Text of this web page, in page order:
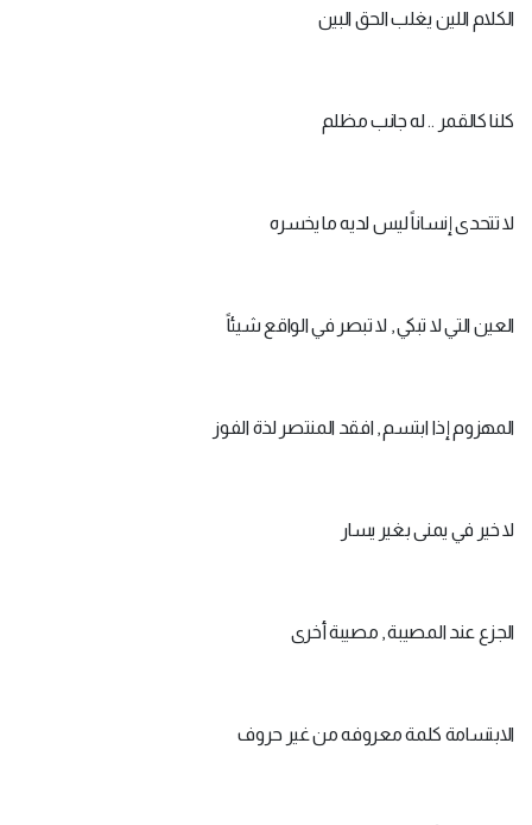
الكلام اللين يغلب الحق البين
كلنا كالقمر .. له جانب مظلم
لا تتحدى إنساناً ليس لديه ما يخسره
العين التي لا تبكي , لا تبصر في الواقع شيئاً
المهزوم إذا ابتسم , افقد المنتصر لذة الفوز
لا خير في يمنى بغير يسار
الجزع عند المصيبة , مصيبة أخرى
الابتسامة كلمة معروفه من غير حروف